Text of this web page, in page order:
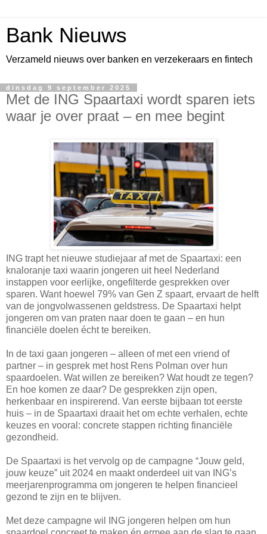
Bank Nieuws
Verzameld nieuws over banken en verzekeraars en fintech
dinsdag 9 september 2025
Met de ING Spaartaxi wordt sparen iets
waar je over praat – en mee begint
ING trapt het nieuwe studiejaar af met de Spaartaxi: een
knaloranje taxi waarin jongeren uit heel Nederland
instappen voor eerlijke, ongefilterde gesprekken over
sparen. Want hoewel 79% van Gen Z spaart, ervaart de helft
van de jongvolwassenen geldstress. De Spaartaxi helpt
jongeren om van praten naar doen te gaan – en hun
financiële doelen écht te bereiken.
In de taxi gaan jongeren – alleen of met een vriend of
partner – in gesprek met host Rens Polman over hun
spaardoelen. Wat willen ze bereiken? Wat houdt ze tegen?
En hoe komen ze daar? De gesprekken zijn open,
herkenbaar en inspirerend. Van eerste bijbaan tot eerste
huis – in de Spaartaxi draait het om echte verhalen, echte
keuzes en vooral: concrete stappen richting financiële
gezondheid.
De Spaartaxi is het vervolg op de campagne “Jouw geld,
jouw keuze” uit 2024 en maakt onderdeel uit van ING’s
meerjarenprogramma om jongeren te helpen financieel
gezond te zijn en te blijven.
Met deze campagne wil ING jongeren helpen om hun